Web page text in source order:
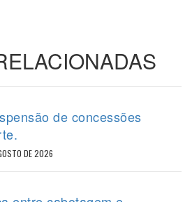
de concessões
DE 2026